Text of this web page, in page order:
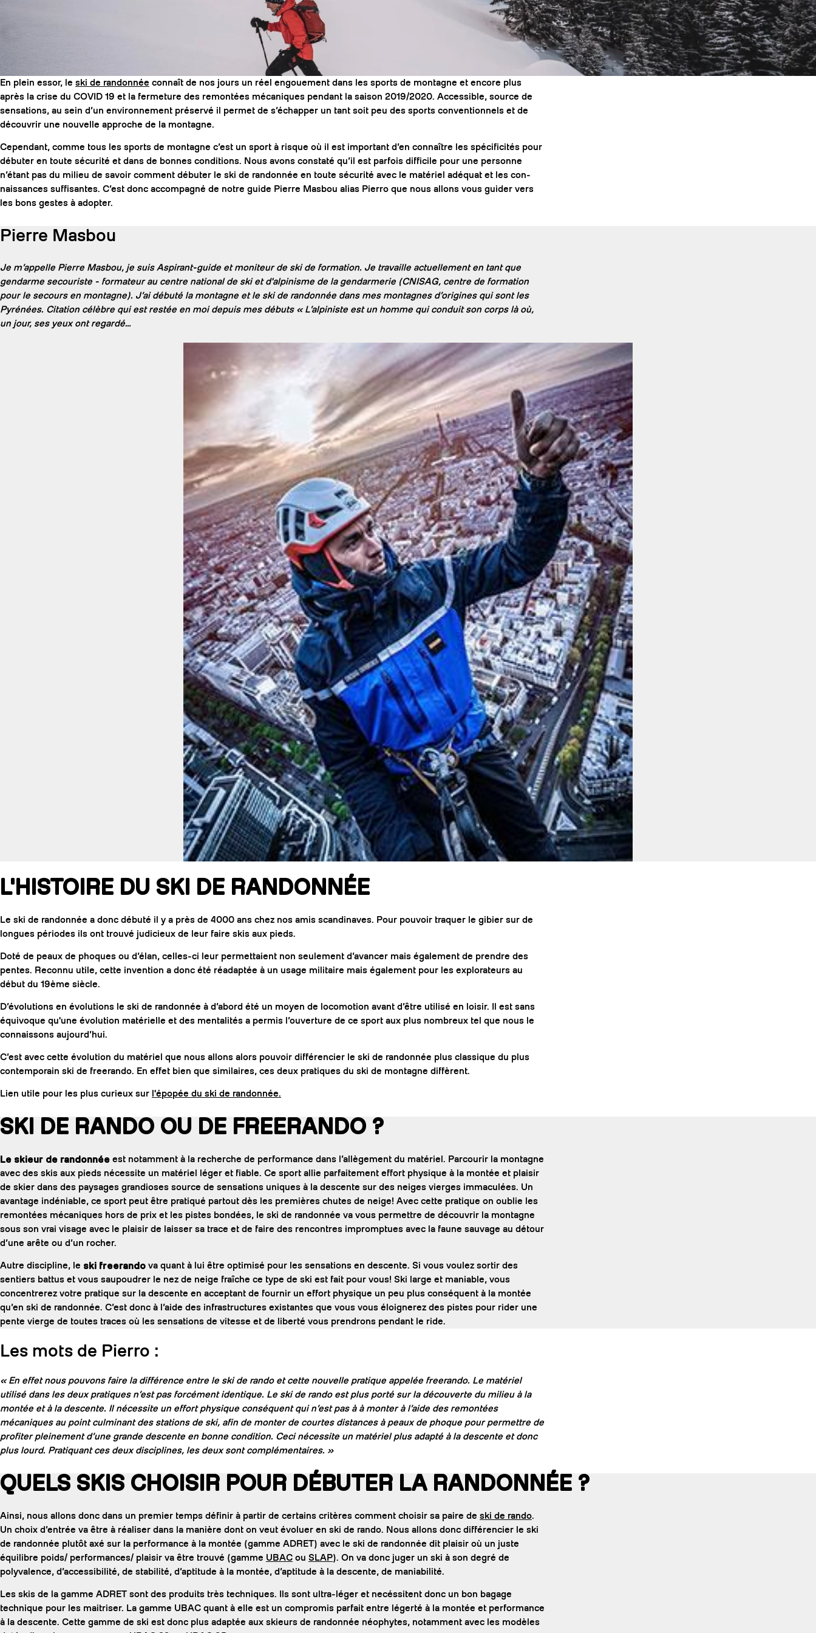
RECHERCHES POPULAIRES
Equipement
En plein essor, le ski de randonnée connaît de nos jours un réel engouement dans les sports de montagne et encore plus
après la crise du COVID 19 et la fermeture des remontées mécaniques pendant la saison 2019/2020. Accessible, source de
sensations, au sein d’un environnement préservé il permet de s’échapper un tant soit peu des sports conventionnels et de
découvrir une nouvelle approche de la montagne.
Cependant, comme tous les sports de montagne c’est un sport à risque où il est important d’en connaître les spécificités pour
débuter en toute sécurité et dans de bonnes conditions. Nous avons constaté qu’il est parfois difficile pour une personne
n’étant pas du milieu de savoir comment débuter le ski de randonnée en toute sécurité avec le matériel adéquat et les con-
naissances suffisantes. C’est donc accompagné de notre guide Pierre Masbou alias Pierro que nous allons vous guider vers
les bons gestes à adopter.
Pierre Masbou
Je m’appelle Pierre Masbou, je suis Aspirant-guide et moniteur de ski de formation. Je travaille actuellement en tant que
gendarme secouriste - formateur au centre national de ski et d'alpinisme de la gendarmerie (CNISAG, centre de formation
pour le secours en montagne). J’ai débuté la montagne et le ski de randonnée dans mes montagnes d’origines qui sont les
Pyrénées. Citation célèbre qui est restée en moi depuis mes débuts « L’alpiniste est un homme qui conduit son corps là où,
un jour, ses yeux ont regardé…
L'HISTOIRE DU SKI DE RANDONNÉE
Le ski de randonnée a donc débuté il y a près de 4000 ans chez nos amis scandinaves. Pour pouvoir traquer le gibier sur de
longues périodes ils ont trouvé judicieux de leur faire skis aux pieds.
Doté de peaux de phoques ou d’élan, celles-ci leur permettaient non seulement d’avancer mais également de prendre des
pentes. Reconnu utile, cette invention a donc été réadaptée à un usage militaire mais également pour les explorateurs au
début du 19ème siècle.
D’évolutions en évolutions le ski de randonnée à d’abord été un moyen de locomotion avant d’être utilisé en loisir. Il est sans
équivoque qu'une évolution matérielle et des mentalités a permis l’ouverture de ce sport aux plus nombreux tel que nous le
connaissons aujourd’hui.
C’est avec cette évolution du matériel que nous allons alors pouvoir différencier le ski de randonnée plus classique du plus
contemporain ski de freerando. En effet bien que similaires, ces deux pratiques du ski de montagne diffèrent.
Lien utile pour les plus curieux sur l'épopée du ski de randonnée.
SKI DE RANDO OU DE FREERANDO ?
Le skieur de randonnée est notamment à la recherche de performance dans l’allègement du matériel. Parcourir la montagne
avec des skis aux pieds nécessite un matériel léger et fiable. Ce sport allie parfaitement effort physique à la montée et plaisir
de skier dans des paysages grandioses source de sensations uniques à la descente sur des neiges vierges immaculées. Un
avantage indéniable, ce sport peut être pratiqué partout dès les premières chutes de neige! Avec cette pratique on oublie les
remontées mécaniques hors de prix et les pistes bondées, le ski de randonnée va vous permettre de découvrir la montagne
sous son vrai visage avec le plaisir de laisser sa trace et de faire des rencontres impromptues avec la faune sauvage au détour
d’une arête ou d’un rocher.
Autre discipline, le ski freerando va quant à lui être optimisé pour les sensations en descente. Si vous voulez sortir des
sentiers battus et vous saupoudrer le nez de neige fraîche ce type de ski est fait pour vous! Ski large et maniable, vous
concentrerez votre pratique sur la descente en acceptant de fournir un effort physique un peu plus conséquent à la montée
qu’en ski de randonnée. C’est donc à l’aide des infrastructures existantes que vous vous éloignerez des pistes pour rider une
pente vierge de toutes traces où les sensations de vitesse et de liberté vous prendrons pendant le ride.
Les mots de Pierro :
« En effet nous pouvons faire la différence entre le ski de rando et cette nouvelle pratique appelée freerando. Le matériel
utilisé dans les deux pratiques n’est pas forcément identique. Le ski de rando est plus porté sur la découverte du milieu à la
montée et à la descente. Il nécessite un effort physique conséquent qui n’est pas à à monter à l’aide des remontées
mécaniques au point culminant des stations de ski, afin de monter de courtes distances à peaux de phoque pour permettre de
profiter pleinement d’une grande descente en bonne condition. Ceci nécessite un matériel plus adapté à la descente et donc
plus lourd. Pratiquant ces deux disciplines, les deux sont complémentaires. »
QUELS SKIS CHOISIR POUR DÉBUTER LA RANDONNÉE ?
Ainsi, nous allons donc dans un premier temps définir à partir de certains critères comment choisir sa paire de ski de rando.
Un choix d’entrée va être à réaliser dans la manière dont on veut évoluer en ski de rando. Nous allons donc différencier le ski
de randonnée plutôt axé sur la performance à la montée (gamme ADRET) avec le ski de randonnée dit plaisir où un juste
équilibre poids/ performances/ plaisir va être trouvé (gamme UBAC ou SLAP). On va donc juger un ski à son degré de
polyvalence, d’accessibilité, de stabilité, d’aptitude à la montée, d’aptitude à la descente, de maniabilité.
Les skis de la gamme ADRET sont des produits très techniques. Ils sont ultra-léger et necéssitent donc un bon bagage
technique pour les maitriser. La gamme UBAC quant à elle est un compromis parfait entre légerté à la montée et performance
à la descente. Cette gamme de ski est donc plus adaptée aux skieurs de randonnée néophytes, notamment avec les modèles